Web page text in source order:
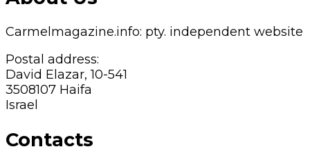
Carmelmagazine.info: pty. independent website
Postal address:
David Elazar, 10-541
3508107 Haifa
Israel
Contacts